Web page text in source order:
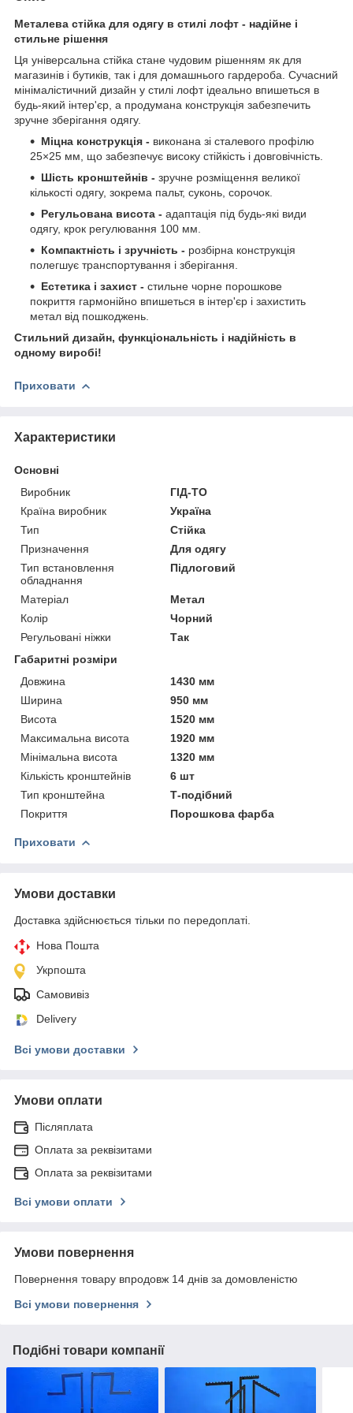
Металева стійка для одягу в стилі лофт - надійне і
стильне рішення
Ця універсальна стійка стане чудовим рішенням як для
магазинів і бутиків, так і для домашнього гардероба. Сучасний
мінімалістичний дизайн у стилі лофт ідеально впишеться в
будь-який інтер'єр, а продумана конструкція забезпечить
зручне зберігання одягу.
Міцна конструкція - виконана зі сталевого профілю
25×25 мм, що забезпечує високу стійкість і довговічність.
Шість кронштейнів - зручне розміщення великої
кількості одягу, зокрема пальт, суконь, сорочок.
Регульована висота - адаптація під будь-які види
одягу, крок регулювання 100 мм.
Компактність і зручність - розбірна конструкція
полегшує транспортування і зберігання.
Естетика і захист - стильне чорне порошкове
покриття гармонійно впишеться в інтер'єр і захистить
метал від пошкоджень.
Стильний дизайн, функціональність і надійність в
одному виробі!
Приховати
Характеристики
Основні
Виробник
ГІД-ТО
Країна виробник
Україна
Тип
Стійка
Призначення
Для одягу
Тип встановлення
обладнання
Підлоговий
Матеріал
Метал
Колір
Чорний
Регульовані ніжки
Так
Габаритні розміри
Довжина
1430 мм
Ширина
950 мм
Висота
1520 мм
Максимальна висота
1920 мм
Мінімальна висота
1320 мм
Кількість кронштейнів
6 шт
Тип кронштейна
Т-подібний
Покриття
Порошкова фарба
Приховати
Умови доставки
Доставка здійснюється тільки по передоплаті.
Нова Пошта
Укрпошта
Самовивіз
Delivery
Всі умови доставки
Умови оплати
Післяплата
Оплата за реквізитами
Оплата за реквізитами
Всі умови оплати
Умови повернення
Повернення товару впродовж 14 днів за домовленістю
Всі умови повернення
Подібні товари компанії